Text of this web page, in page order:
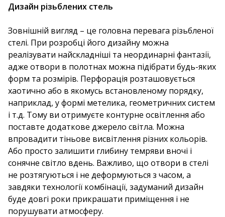
Дизайн різьблених стель
Зовнішній вигляд – це головна перевага різьбленої
стелі. При розробці його дизайну можна
реалізувати найскладніші та неординарні фантазії,
адже отвори в полотнах можна підібрати будь-яких
форм та розмірів. Перфорація розташовується
хаотично або в якомусь встановленому порядку,
наприклад, у формі метелика, геометричних систем
і т.д. Тому ви отримуєте контурне освітлення або
поставте додаткове джерело світла. Можна
впровадити тіньове висвітлення різних кольорів.
Або просто залишити глибину темряви вночі і
сонячне світло вдень. Важливо, що отвори в стелі
не розтягуються і не деформуються з часом, а
завдяки технології комбінації, задуманий дизайн
буде довгі роки прикрашати приміщення і не
порушувати атмосферу.